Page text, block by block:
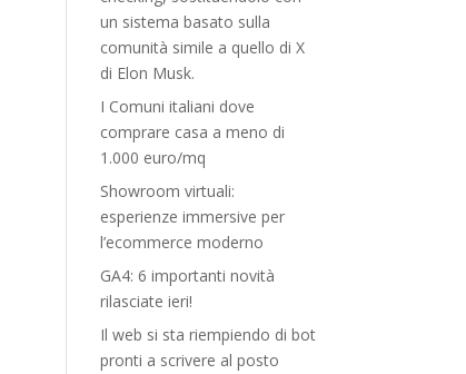
un sistema basato sulla
comunità simile a quello di X
di Elon Musk.
I Comuni italiani dove
comprare casa a meno di
1.000 euro/mq
Showroom virtuali:
esperienze immersive per
l’ecommerce moderno
GA4: 6 importanti novità
rilasciate ieri!
Il web si sta riempiendo di bot
pronti a scrivere al posto